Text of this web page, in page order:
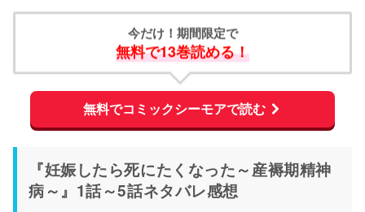
今だけ！期間限定で
無料で13巻読める！
無料でコミックシーモアで読む
『妊娠したら死にたくなった～産褥期精神
病～』1話～5話ネタバレ感想